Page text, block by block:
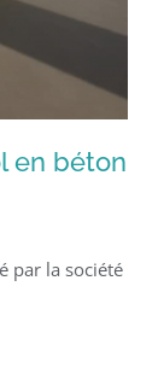
béton
en béton
par la société